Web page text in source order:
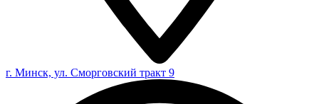
г. Минск, ул. Сморговский тракт 9